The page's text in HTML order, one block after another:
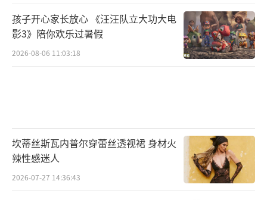
孩子开心家长放心 《汪汪队立大功大电
影3》陪你欢乐过暑假
2026-08-06 11:03:18
坎蒂丝斯瓦内普尔穿蕾丝透视裙 身材火
辣性感迷人
2026-07-27 14:36:43